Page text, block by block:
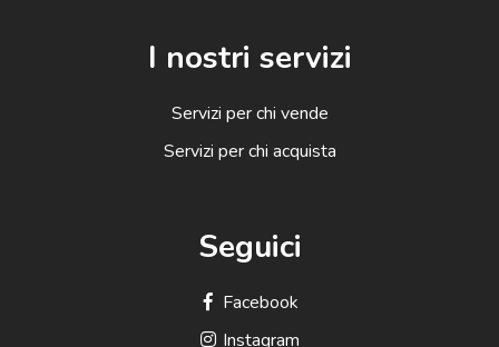
I nostri servizi
Servizi per chi vende
Servizi per chi acquista
Seguici
Facebook
Instagram